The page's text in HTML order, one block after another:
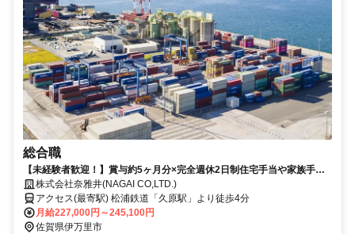
総合職
【未経験者歓迎！】賞与約5ヶ月分×完全週休2日制住宅手当や家族手当
など充実環境！長く働ける環境が整っています。
株式会社奈雅井(NAGAI CO,LTD.)
アクセス(最寄駅) 松浦鉄道「久原駅」より徒歩4分
月給227,000円～245,100円
佐賀県伊万里市